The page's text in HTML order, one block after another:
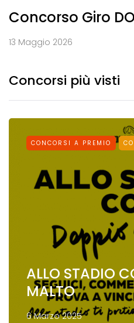
Concorso Giro
13 Maggio 2026
Concorsi più visti
CONCORSI A PREMIO
ALLO STADIO
MALTO
6 Marzo 2025